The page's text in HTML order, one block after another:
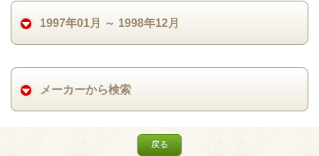
1997年01月 ～ 1998年12月
メーカーから検索
戻る